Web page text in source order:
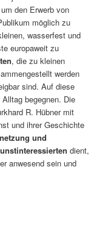
den Erwerb von
möglich zu
wasserfest und
europaweit zu
, die zu kleinen
werden
sind. Auf diese
begegnen. Die
R. Hübner mit
und ihrer Geschichte
und
dient,
anwesend sein und